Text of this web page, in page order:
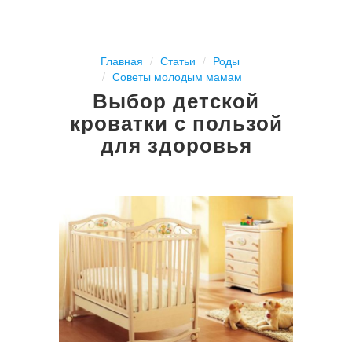
Главная Статьи
Роды
Советы молодым мамам
Выбор детской
кроватки с пользой
для здоровья